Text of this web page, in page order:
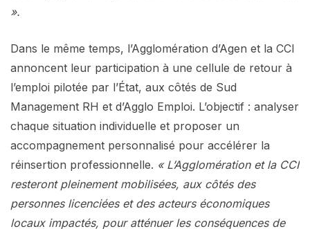
».
Dans le même temps, l’Agglomération d’Agen et la CCI
annoncent leur participation à une cellule de retour à
l’emploi pilotée par l’État, aux côtés de Sud
Management RH et d’Agglo Emploi. L’objectif : analyser
chaque situation individuelle et proposer un
accompagnement personnalisé pour accélérer la
réinsertion professionnelle. « L’Agglomération et la CCI
resteront pleinement mobilisées, aux côtés des
personnes licenciées et des acteurs économiques
locaux impactés, pour atténuer les conséquences de